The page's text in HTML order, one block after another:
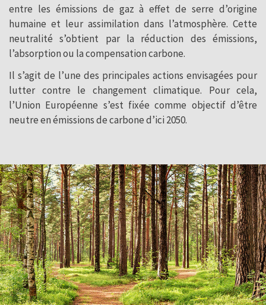
ses émissions carbone.
entre les émissions de gaz à effet de serre d’origine
humaine et leur assimilation dans l’atmosphère. Cette
neutralité s’obtient par la réduction des émissions,
l’absorption ou la compensation carbone.
Il s’agit de l’une des principales actions envisagées pour
lutter contre le changement climatique. Pour cela,
l’Union Européenne s’est fixée comme objectif d’être
neutre en émissions de carbone d’ici 2050.